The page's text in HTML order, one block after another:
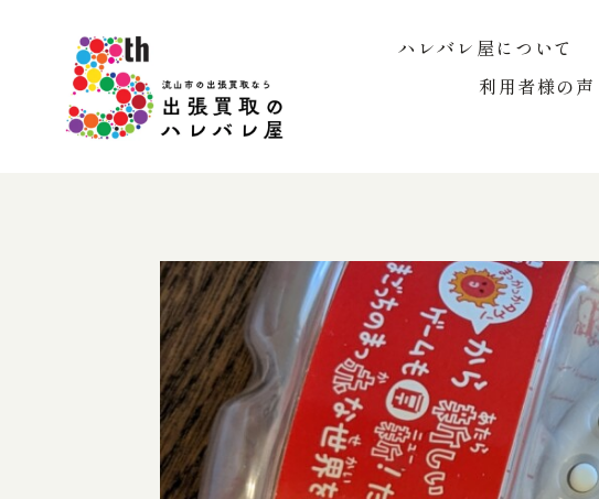
ハレバレ屋について
利用者様の声